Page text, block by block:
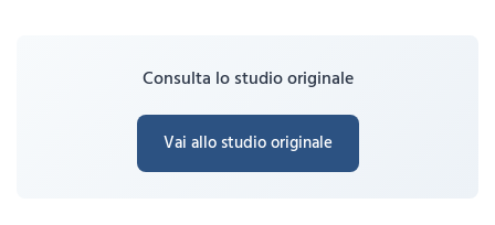
Consulta lo studio originale
Vai allo studio originale